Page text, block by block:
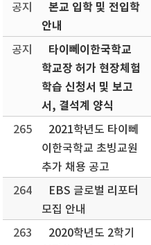
공지
본교 입학 및 전입학
안내
공지
타이뻬이한국학교
학교장 허가 현장체험
학습 신청서 및 보고
서, 결석계 양식
265
2021학년도 타이뻬
이한국학교 초빙교원
추가 채용 공고
264
EBS 글로벌 리포터
모집 안내
263
2020학년도 2학기